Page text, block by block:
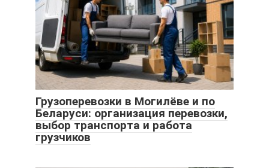
Грузоперевозки в Могилёве и по
Беларуси: организация перевозки,
выбор транспорта и работа
грузчиков